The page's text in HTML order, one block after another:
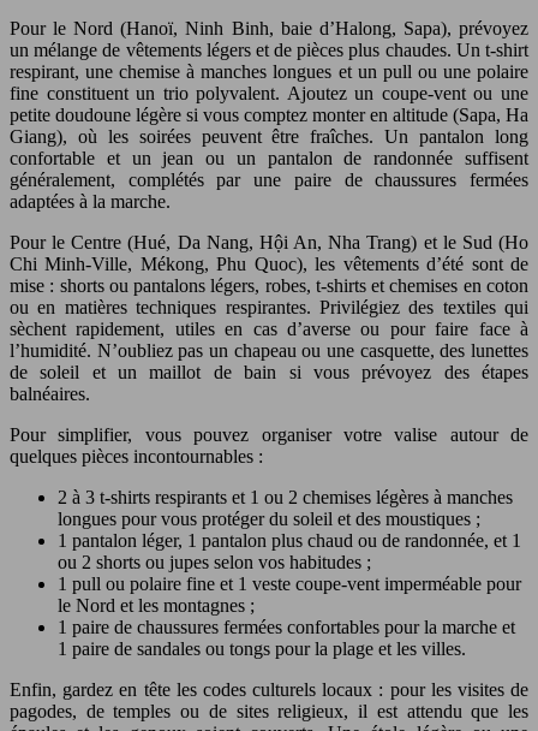
Pour le Nord (Hanoï, Ninh Binh, baie d’Halong, Sapa), prévoyez
un mélange de vêtements légers et de pièces plus chaudes. Un t-shirt
respirant, une chemise à manches longues et un pull ou une polaire
fine constituent un trio polyvalent. Ajoutez un coupe-vent ou une
petite doudoune légère si vous comptez monter en altitude (Sapa, Ha
Giang), où les soirées peuvent être fraîches. Un pantalon long
confortable et un jean ou un pantalon de randonnée suffisent
généralement, complétés par une paire de chaussures fermées
adaptées à la marche.
Pour le Centre (Hué, Da Nang, Hội An, Nha Trang) et le Sud (Ho
Chi Minh-Ville, Mékong, Phu Quoc), les vêtements d’été sont de
mise : shorts ou pantalons légers, robes, t-shirts et chemises en coton
ou en matières techniques respirantes. Privilégiez des textiles qui
sèchent rapidement, utiles en cas d’averse ou pour faire face à
l’humidité. N’oubliez pas un chapeau ou une casquette, des lunettes
de soleil et un maillot de bain si vous prévoyez des étapes
balnéaires.
Pour simplifier, vous pouvez organiser votre valise autour de
quelques pièces incontournables :
2 à 3 t-shirts respirants et 1 ou 2 chemises légères à manches
longues pour vous protéger du soleil et des moustiques ;
1 pantalon léger, 1 pantalon plus chaud ou de randonnée, et 1
ou 2 shorts ou jupes selon vos habitudes ;
1 pull ou polaire fine et 1 veste coupe-vent imperméable pour
le Nord et les montagnes ;
1 paire de chaussures fermées confortables pour la marche et
1 paire de sandales ou tongs pour la plage et les villes.
Enfin, gardez en tête les codes culturels locaux : pour les visites de
pagodes, de temples ou de sites religieux, il est attendu que les